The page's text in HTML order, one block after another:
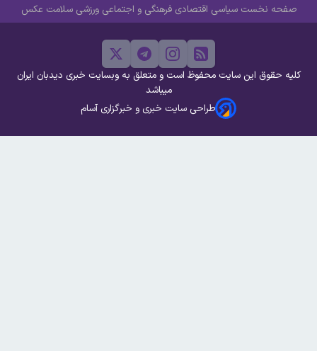
صفحه نخست سیاسی اقتصادی فرهنگی و اجتماعی ورزشی سلامت عکس
کلیه حقوق این سایت محفوظ است و متعلق به وبسایت خبری دیدبان ایران
میباشد
طراحی سایت خبری و خبرگزاری آسام